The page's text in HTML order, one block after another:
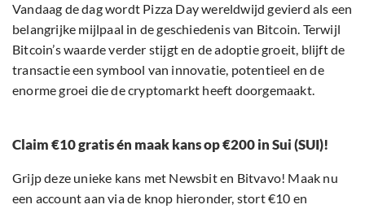
Vandaag de dag wordt Pizza Day wereldwijd gevierd als een
belangrijke mijlpaal in de geschiedenis van Bitcoin. Terwijl
Bitcoin’s waarde verder stijgt en de adoptie groeit, blijft de
transactie een symbool van innovatie, potentieel en de
enorme groei die de cryptomarkt heeft doorgemaakt.
Claim €10 gratis én maak kans op €200 in Sui (SUI)!
Grijp deze unieke kans met Newsbit en Bitvavo! Maak nu
een account aan via de knop hieronder, stort €10 en